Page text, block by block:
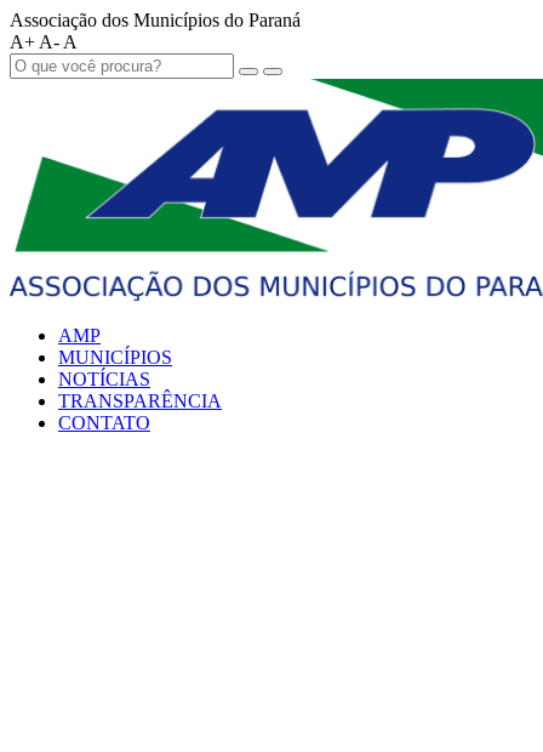
Associação dos Municípios do Paraná
A+ A- A
AMP
MUNICÍPIOS
NOTÍCIAS
TRANSPARÊNCIA
CONTATO